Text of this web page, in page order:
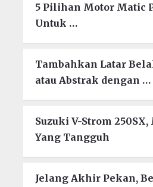
5 Pilihan Motor Matic
Untuk …
Tambahkan Latar
atau Abstrak dengan …
Suzuki V-Strom
Yang Tangguh
Jelang Akhir Pekan,